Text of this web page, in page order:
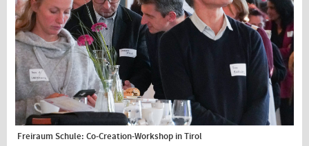
Freiraum Schule: Co-Creation-Workshop in Tirol